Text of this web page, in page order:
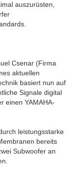
auszurüsten,
Csenar (Firma
aktuellen
basiert nun auf
Signale digital
einen YAMAHA-
leistungsstarke
bereits
Subwoofer an